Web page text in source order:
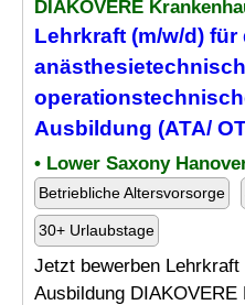
DIAKOVERE
Lehrkraft (m/w/d) für
Ausbildung (ATA/
• Lower Saxony
Betriebliche Altersvorsorge
30+ Urlaubstage
Jetzt bewerben
Ausbildung